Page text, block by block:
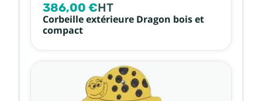
386,00 €HT
Corbeille extérieure Dragon bois et
compact